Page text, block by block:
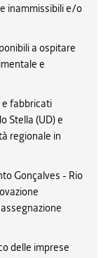
inammissibili e/o
a ospitare
e
e fabbricati
Stella (UD) e
regionale in
Gonçalves - Rio
delle imprese